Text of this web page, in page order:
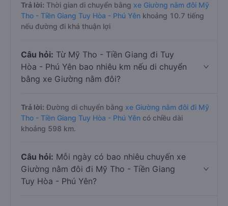
Trả lời: Thời gian di chuyển bằng xe Giường nằm đôi Mỹ
Tho - Tiền Giang Tuy Hòa - Phú Yên khoảng 10.7 tiếng
nếu đường đi khá thuận lợi
Câu hỏi: Từ Mỹ Tho - Tiền Giang đi Tuy
Hòa - Phú Yên bao nhiêu km nếu di chuyển
bằng xe Giường nằm đôi?
Trả lời: Đường di chuyển bằng xe Giường nằm đôi đi Mỹ
Tho - Tiền Giang Tuy Hòa - Phú Yên có chiều dài
khoảng 598 km.
Câu hỏi: Mỗi ngày có bao nhiêu chuyến xe
Giường nằm đôi đi Mỹ Tho - Tiền Giang
Tuy Hòa - Phú Yên?